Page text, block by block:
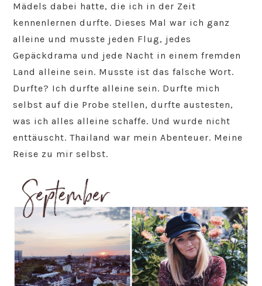
Mädels dabei hatte, die ich in der Zeit
kennenlernen durfte. Dieses Mal war ich ganz
alleine und musste jeden Flug, jedes
Gepäckdrama und jede Nacht in einem fremden
Land alleine sein. Musste ist das falsche Wort.
Durfte? Ich durfte alleine sein. Durfte mich
selbst auf die Probe stellen, durfte austesten,
was ich alles alleine schaffe. Und wurde nicht
enttäuscht. Thailand war mein Abenteuer. Meine
Reise zu mir selbst.